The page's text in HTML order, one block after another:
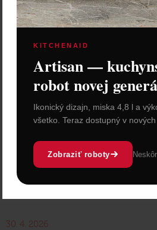
30. 4. 2026
KITCHENAID
Artisan —
robot novej
Ikonický dizajn, miska 4,8 l a
všetko. Teraz dostupný v nových
Zobraziť roboty Neskôr